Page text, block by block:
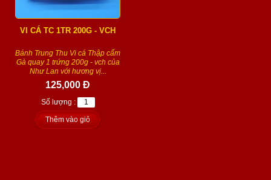
VI CÁ TC 1TR 200G - VCH
Bánh Trung Thu Vi cá Thập cẩm
Gà quay 1 trứng 200g - vch của
Như Lan với hương vị...
125,000 Đ
Số lượng :
Thêm vào giỏ